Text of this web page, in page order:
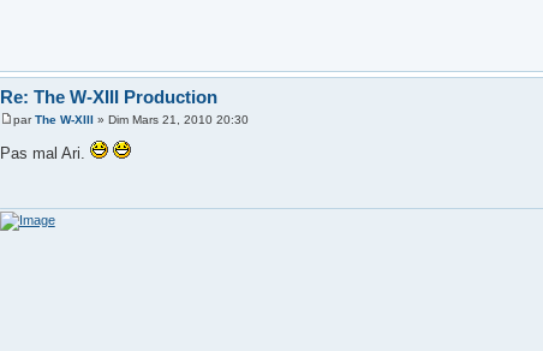
Re: The W-XIII Production
parThe W-XIII» Dim Mars 21, 2010 20:30
Pas mal Ari.